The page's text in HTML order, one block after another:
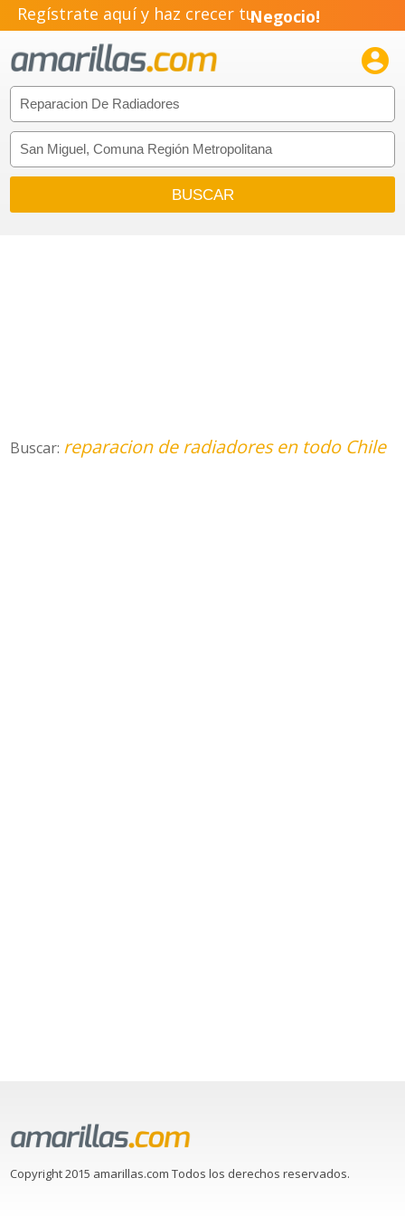
Regístrate aquí y haz crecer tuNegocio!
Emprendimiento!

Buscar: reparacion de radiadores en todo Chile
Copyright 2015 amarillas.com Todos los derechos reservados.